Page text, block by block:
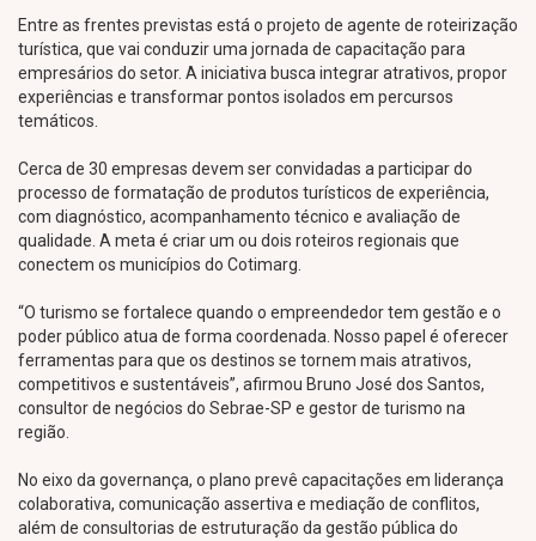
Entre as frentes previstas está o projeto de agente de roteirização
turística, que vai conduzir uma jornada de capacitação para
empresários do setor. A iniciativa busca integrar atrativos, propor
experiências e transformar pontos isolados em percursos
temáticos.
Cerca de 30 empresas devem ser convidadas a participar do
processo de formatação de produtos turísticos de experiência,
com diagnóstico, acompanhamento técnico e avaliação de
qualidade. A meta é criar um ou dois roteiros regionais que
conectem os municípios do Cotimarg.
“O turismo se fortalece quando o empreendedor tem gestão e o
poder público atua de forma coordenada. Nosso papel é oferecer
ferramentas para que os destinos se tornem mais atrativos,
competitivos e sustentáveis”, afirmou Bruno José dos Santos,
consultor de negócios do Sebrae-SP e gestor de turismo na
região.
No eixo da governança, o plano prevê capacitações em liderança
colaborativa, comunicação assertiva e mediação de conflitos,
além de consultorias de estruturação da gestão pública do